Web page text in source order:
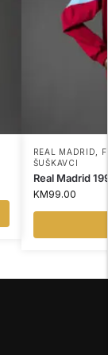
REAL MADRID
ŠUŠKAVCI
Real Madrid
KM99.00